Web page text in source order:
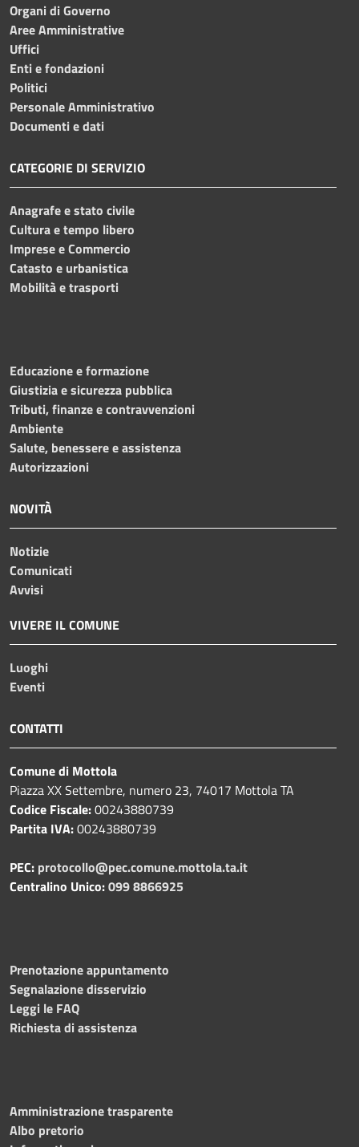
Organi di Governo
Aree Amministrative
Uffici
Enti e fondazioni
Politici
Personale Amministrativo
Documenti e dati
CATEGORIE DI SERVIZIO
Anagrafe e stato civile
Cultura e tempo libero
Imprese e Commercio
Catasto e urbanistica
Mobilità e trasporti
Educazione e formazione
Giustizia e sicurezza pubblica
Tributi, finanze e contravvenzioni
Ambiente
Salute, benessere e assistenza
Autorizzazioni
NOVITÀ
Notizie
Comunicati
Avvisi
VIVERE IL COMUNE
Luoghi
Eventi
CONTATTI
Comune di Mottola
Piazza XX Settembre, numero 23, 74017 Mottola TA
Codice Fiscale:00243880739
Partita IVA:00243880739
PEC: protocollo@pec.comune.mottola.ta.it
Centralino Unico:099 8866925
Prenotazione appuntamento
Segnalazione disservizio
Leggi le FAQ
Richiesta di assistenza
Amministrazione trasparente
Albo pretorio